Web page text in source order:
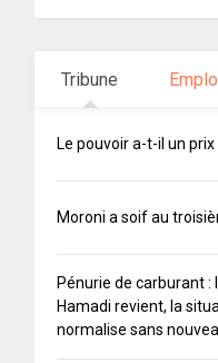
Tribune
Le pouvoir a-t-il un prix
Moroni a soif au
Pénurie de carburant :
Hamadi revient, la
normalise sans